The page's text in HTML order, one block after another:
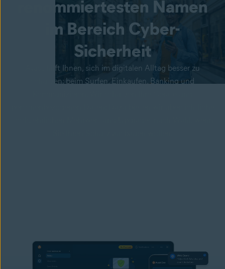
renommiertesten Namen
im Bereich Cyber-
Sicherheit
Avast hilft Ihnen, sich im digitalen Alltag besser zu
schützen: beim Surfen, Einkaufen, Banking und